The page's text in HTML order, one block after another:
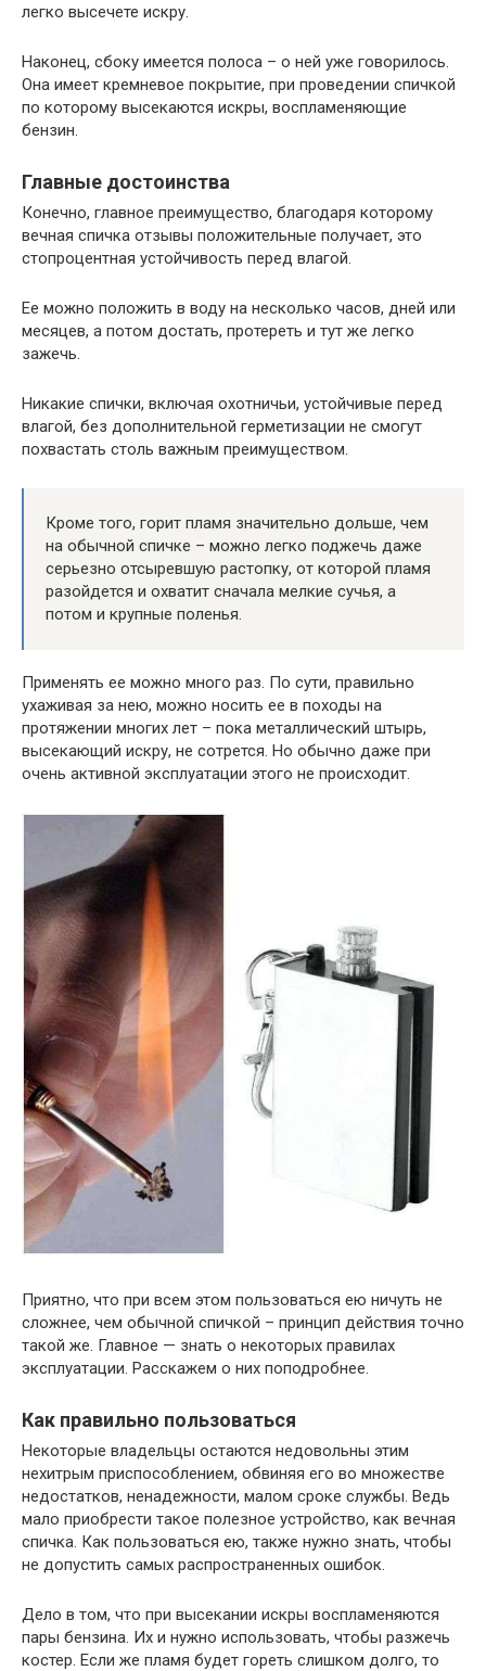
легко высечете искру.
Наконец, сбоку имеется полоса – о ней уже говорилось.
Она имеет кремневое покрытие, при проведении спичкой
по которому высекаются искры, воспламеняющие
бензин.
Главные достоинства
Конечно, главное преимущество, благодаря которому
вечная спичка отзывы положительные получает, это
стопроцентная устойчивость перед влагой.
Ее можно положить в воду на несколько часов, дней или
месяцев, а потом достать, протереть и тут же легко
зажечь.
Никакие спички, включая охотничьи, устойчивые перед
влагой, без дополнительной герметизации не смогут
похвастать столь важным преимуществом.
Кроме того, горит пламя значительно дольше, чем
на обычной спичке – можно легко поджечь даже
серьезно отсыревшую растопку, от которой пламя
разойдется и охватит сначала мелкие сучья, а
потом и крупные поленья.
Применять ее можно много раз. По сути, правильно
ухаживая за нею, можно носить ее в походы на
протяжении многих лет – пока металлический штырь,
высекающий искру, не сотрется. Но обычно даже при
очень активной эксплуатации этого не происходит.
Приятно, что при всем этом пользоваться ею ничуть не
сложнее, чем обычной спичкой – принцип действия точно
такой же. Главное — знать о некоторых правилах
эксплуатации. Расскажем о них поподробнее.
Как правильно пользоваться
Некоторые владельцы остаются недовольны этим
нехитрым приспособлением, обвиняя его во множестве
недостатков, ненадежности, малом сроке службы. Ведь
мало приобрести такое полезное устройство, как вечная
спичка. Как пользоваться ею, также нужно знать, чтобы
не допустить самых распространенных ошибок.
Дело в том, что при высекании искры воспламеняются
пары бензина. Их и нужно использовать, чтобы разжечь
костер. Если же пламя будет гореть слишком долго, то